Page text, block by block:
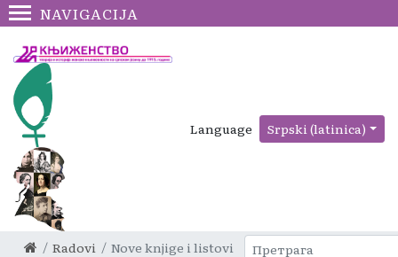
NAVIGACIJA
Language Srpski (latinica)
Radovi Nove knjige i listovi